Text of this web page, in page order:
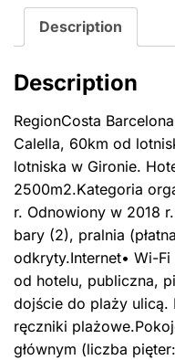
Description
Description
RegionCosta
Calella, 60km od
lotniska w Gironie.
2500m2.Kategoria
r. Odnowiony w 2018
bary (2), pralnia
odkryty.Internet• Wi-Fi
od hotelu, publiczna,
dojście do plaży ulicą.
ręczniki
głównym (liczba